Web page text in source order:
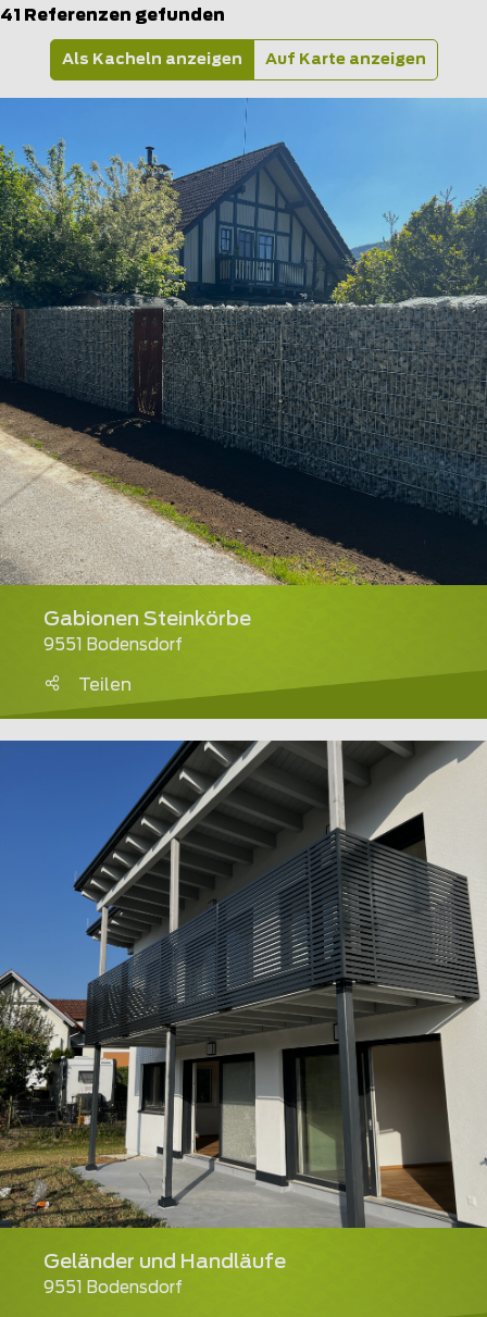
41 Referenzen gefunden
Als Kacheln anzeigen Auf Karte anzeigen
Gabionen Steinkörbe
9551 Bodensdorf
Teilen
Geländer und Handläufe
9551 Bodensdorf